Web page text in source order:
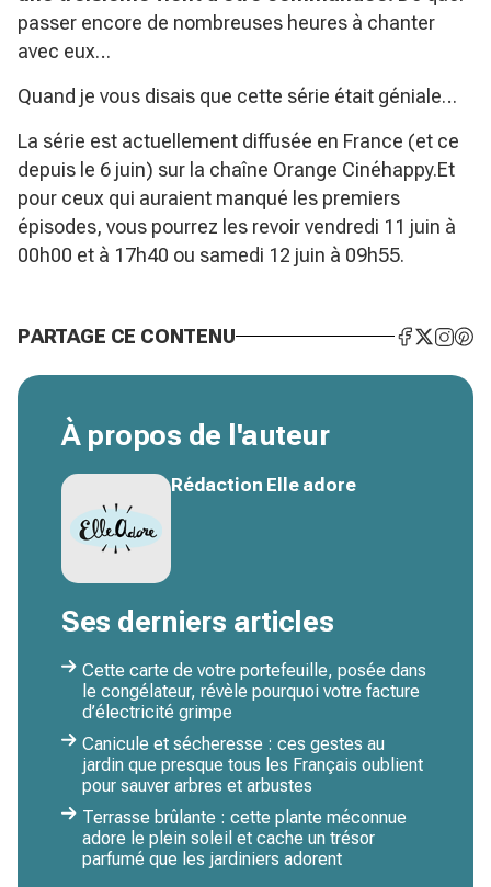
passer encore de nombreuses heures à chanter
avec eux…
Quand je vous disais que cette série était géniale…
La série est actuellement diffusée en France (et ce
depuis le 6 juin) sur la chaîne Orange Cinéhappy.Et
pour ceux qui auraient manqué les premiers
épisodes, vous pourrez les revoir vendredi 11 juin à
00h00 et à 17h40 ou samedi 12 juin à 09h55.
PARTAGE CE CONTENU
À propos de l'auteur
Rédaction Elle adore
Ses derniers articles
Cette carte de votre portefeuille, posée dans
le congélateur, révèle pourquoi votre facture
d’électricité grimpe
Canicule et sécheresse : ces gestes au
jardin que presque tous les Français oublient
pour sauver arbres et arbustes
Terrasse brûlante : cette plante méconnue
adore le plein soleil et cache un trésor
parfumé que les jardiniers adorent